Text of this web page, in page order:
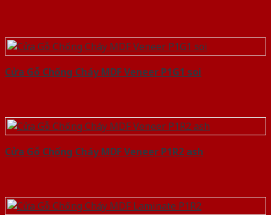
Cửa Gỗ Chống Cháy MDF Veneer P1G1 soi
Cửa Gỗ Chống Cháy MDF Veneer P1R2 ash